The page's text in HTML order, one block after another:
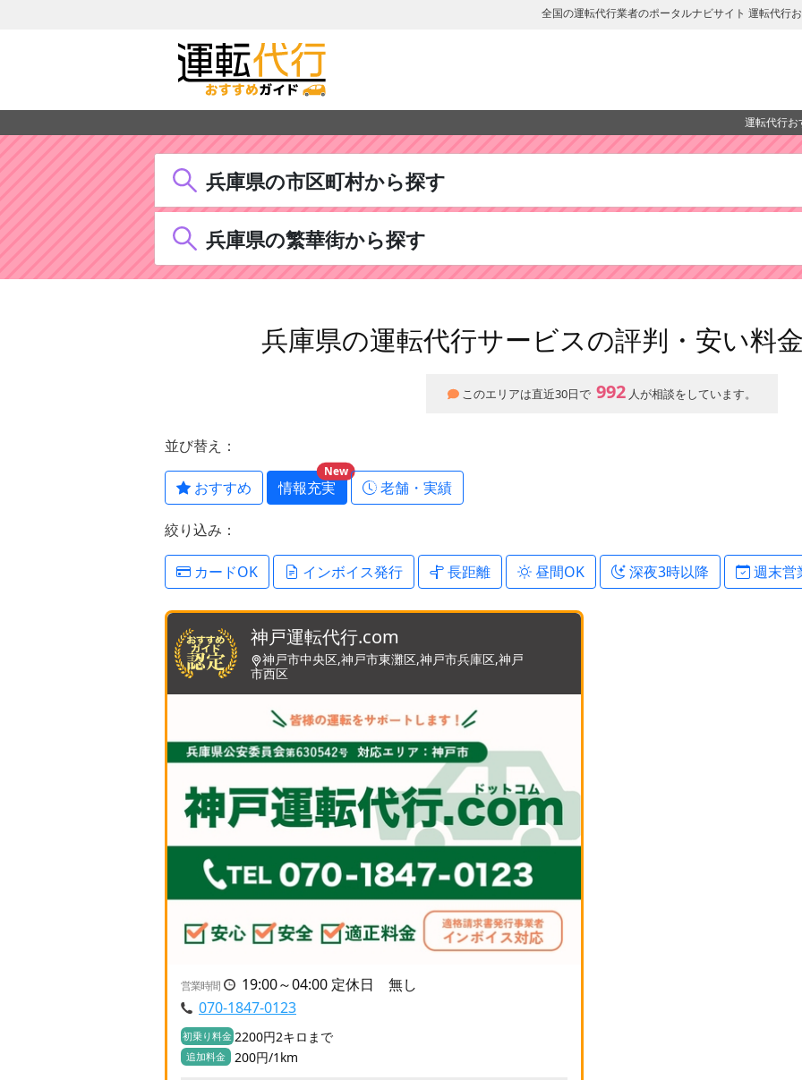
全国の運転代行業者のポータルナビサイト 運転代行
運転代行お
兵庫県の市区町村から探す
兵庫県の繁華街から探す
兵庫県の運転代行サービスの評判・安い料
このエリアは直近30日で 992 人が相談をしています。
並び替え：
おすすめ 情報充実
New
老舗・実績
絞り込み：
カードOK インボイス発行 長距離 昼間OK 深夜3時以降 週末営
神戸運転代行.com
神戸市中央区,神戸市東灘区,神戸市兵庫区,神戸
市西区
営業時間
19:00～04:00 定休日 無し
070-1847-0123
初乗り料金 2200円2キロまで
追加料金 200円/1km